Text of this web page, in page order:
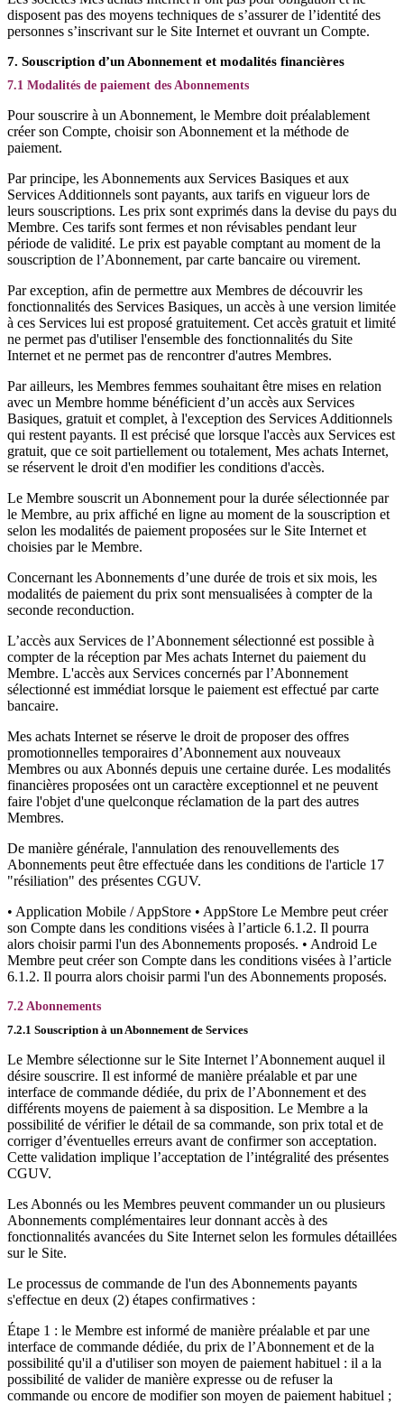
disposent pas des moyens techniques de s’assurer de l’identité des
personnes s’inscrivant sur le Site Internet et ouvrant un Compte.
7. Souscription d’un Abonnement et modalités financières
7.1 Modalités de paiement des Abonnements
Pour souscrire à un Abonnement, le Membre doit préalablement
créer son Compte, choisir son Abonnement et la méthode de
paiement.
Par principe, les Abonnements aux Services Basiques et aux
Services Additionnels sont payants, aux tarifs en vigueur lors de
leurs souscriptions. Les prix sont exprimés dans la devise du pays du
Membre. Ces tarifs sont fermes et non révisables pendant leur
période de validité. Le prix est payable comptant au moment de la
souscription de l’Abonnement, par carte bancaire ou virement.
Par exception, afin de permettre aux Membres de découvrir les
fonctionnalités des Services Basiques, un accès à une version limitée
à ces Services lui est proposé gratuitement. Cet accès gratuit et limité
ne permet pas d'utiliser l'ensemble des fonctionnalités du Site
Internet et ne permet pas de rencontrer d'autres Membres.
Par ailleurs, les Membres femmes souhaitant être mises en relation
avec un Membre homme bénéficient d’un accès aux Services
Basiques, gratuit et complet, à l'exception des Services Additionnels
qui restent payants. Il est précisé que lorsque l'accès aux Services est
gratuit, que ce soit partiellement ou totalement, Mes achats Internet,
se réservent le droit d'en modifier les conditions d'accès.
Le Membre souscrit un Abonnement pour la durée sélectionnée par
le Membre, au prix affiché en ligne au moment de la souscription et
selon les modalités de paiement proposées sur le Site Internet et
choisies par le Membre.
Concernant les Abonnements d’une durée de trois et six mois, les
modalités de paiement du prix sont mensualisées à compter de la
seconde reconduction.
L’accès aux Services de l’Abonnement sélectionné est possible à
compter de la réception par Mes achats Internet du paiement du
Membre. L'accès aux Services concernés par l’Abonnement
sélectionné est immédiat lorsque le paiement est effectué par carte
bancaire.
Mes achats Internet se réserve le droit de proposer des offres
promotionnelles temporaires d’Abonnement aux nouveaux
Membres ou aux Abonnés depuis une certaine durée. Les modalités
financières proposées ont un caractère exceptionnel et ne peuvent
faire l'objet d'une quelconque réclamation de la part des autres
Membres.
De manière générale, l'annulation des renouvellements des
Abonnements peut être effectuée dans les conditions de l'article 17
"résiliation" des présentes CGUV.
• Application Mobile / AppStore • AppStore Le Membre peut créer
son Compte dans les conditions visées à l’article 6.1.2. Il pourra
alors choisir parmi l'un des Abonnements proposés. • Android Le
Membre peut créer son Compte dans les conditions visées à l’article
6.1.2. Il pourra alors choisir parmi l'un des Abonnements proposés.
7.2 Abonnements
7.2.1 Souscription à un Abonnement de Services
Le Membre sélectionne sur le Site Internet l’Abonnement auquel il
désire souscrire. Il est informé de manière préalable et par une
interface de commande dédiée, du prix de l’Abonnement et des
différents moyens de paiement à sa disposition. Le Membre a la
possibilité de vérifier le détail de sa commande, son prix total et de
corriger d’éventuelles erreurs avant de confirmer son acceptation.
Cette validation implique l’acceptation de l’intégralité des présentes
CGUV.
Les Abonnés ou les Membres peuvent commander un ou plusieurs
Abonnements complémentaires leur donnant accès à des
fonctionnalités avancées du Site Internet selon les formules détaillées
sur le Site.
Le processus de commande de l'un des Abonnements payants
s'effectue en deux (2) étapes confirmatives :
Étape 1 : le Membre est informé de manière préalable et par une
interface de commande dédiée, du prix de l’Abonnement et de la
possibilité qu'il a d'utiliser son moyen de paiement habituel : il a la
possibilité de valider de manière expresse ou de refuser la
commande ou encore de modifier son moyen de paiement habituel ;